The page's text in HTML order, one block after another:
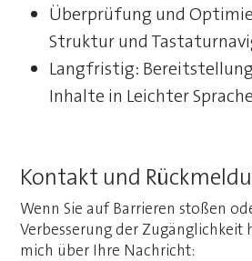
Überprüfung und
Struktur und
Langfristig:
Inhalte in Leichter Sprache
Kontakt und
Wenn Sie auf Barrieren stoßen
Verbesserung der Zugänglichkeit
mich über Ihre Nachricht: